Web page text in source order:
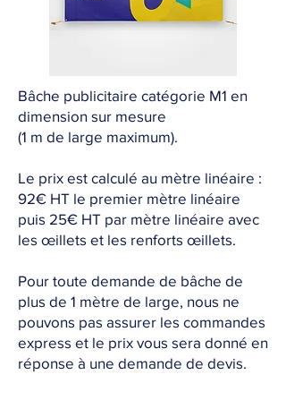
Bâche publicitaire catégorie M1 en
dimension sur mesure
(1 m de large maximum).
Le prix est calculé au mètre linéaire :
92€ HT le premier mètre linéaire
puis 25€ HT par mètre linéaire avec
les œillets et les renforts œillets.
Pour toute demande de bâche de
plus de 1 mètre de large, nous ne
pouvons pas assurer les commandes
express et le prix vous sera donné en
réponse à une demande de devis.